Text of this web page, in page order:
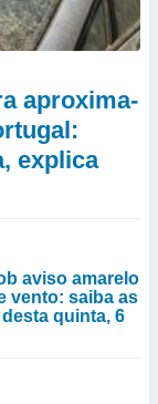
aproxima-
explica
aviso amarelo
vento: saiba as
quinta, 6